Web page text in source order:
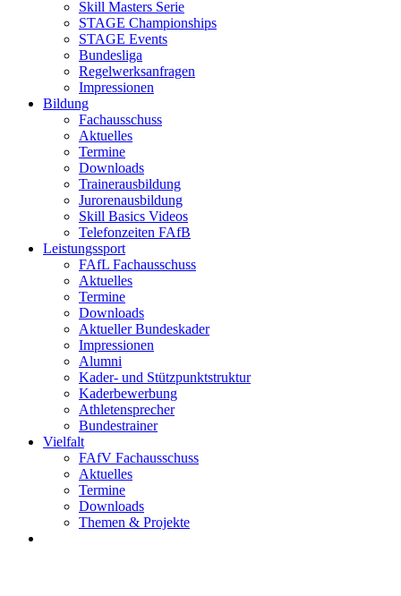
Skill Masters Serie
STAGE Championships
STAGE Events
Bundesliga
Regelwerksanfragen
Impressionen
Bildung
Fachausschuss
Aktuelles
Termine
Downloads
Trainerausbildung
Jurorenausbildung
Skill Basics Videos
Telefonzeiten FAfB
Leistungssport
FAfL Fachausschuss
Aktuelles
Termine
Downloads
Aktueller Bundeskader
Impressionen
Alumni
Kader- und Stützpunktstruktur
Kaderbewerbung
Athletensprecher
Bundestrainer
Vielfalt
FAfV Fachausschuss
Aktuelles
Termine
Downloads
Themen & Projekte